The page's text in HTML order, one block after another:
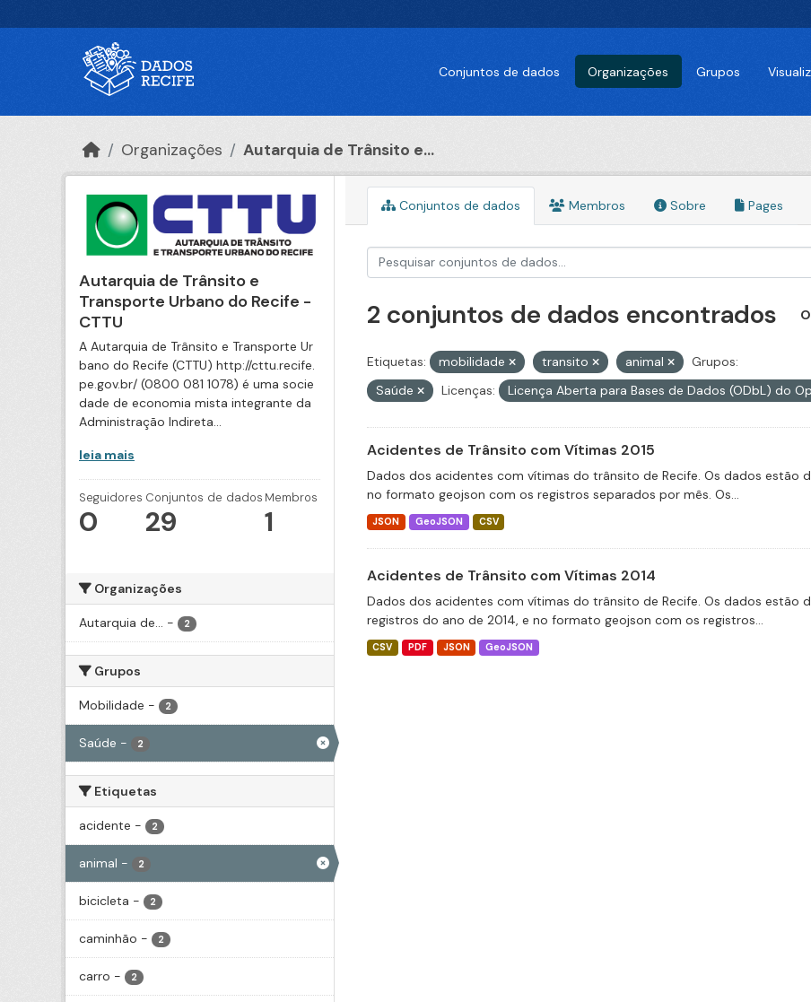
Conjuntos de dados Organizações Grupos
Organizações Autarquia de Trânsito e...
Autarquia de Trânsito e
Transporte Urbano do Recife -
CTTU
A Autarquia de Trânsito e Transporte Ur
bano do Recife (CTTU) http://cttu.recife.
pe.gov.br/ (0800 081 1078) é uma socie
dade de economia mista integrante da
Administração Indireta...
leia mais
Seguidores
0
Conjuntos de dados
29
Membros
1
Organizações
Autarquia de... - 2
Grupos
Mobilidade - 2
Saúde - 2
Etiquetas
acidente - 2
animal - 2
bicicleta - 2
caminhão - 2
carro - 2
Conjuntos de dados Membros Sobre Pages
2 conjuntos de dados encontrados
Etiquetas: mobilidade transito animal
Grupos:
Saúde
Licenças: Licença Aberta para Bases de Dados (ODbL) do
Acidentes de Trânsito com Vítimas 2015
Dados dos acidentes com vítimas do trânsito de Recife. Os dados estão
no formato geojson com os registros separados por mês. Os...
JSON GeoJSON CSV
Acidentes de Trânsito com Vítimas 2014
Dados dos acidentes com vítimas do trânsito de Recife. Os dados estão
registros do ano de 2014, e no formato geojson com os registros...
CSV PDF JSON GeoJSON